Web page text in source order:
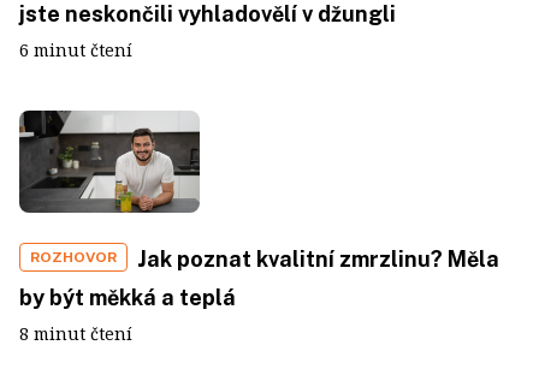
jste neskončili vyhladovělí v džungli
6 minut čtení
ROZHOVOR
Jak poznat kvalitní zmrzlinu? Měla
by být měkká a teplá
8 minut čtení